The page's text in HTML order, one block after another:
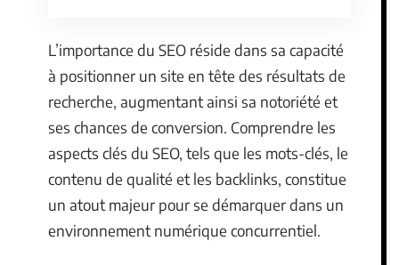
L’importance du SEO réside dans sa capacité
à positionner un site en tête des résultats de
recherche, augmentant ainsi sa notoriété et
ses chances de conversion. Comprendre les
aspects clés du SEO, tels que les mots-clés, le
contenu de qualité et les backlinks, constitue
un atout majeur pour se démarquer dans un
environnement numérique concurrentiel.